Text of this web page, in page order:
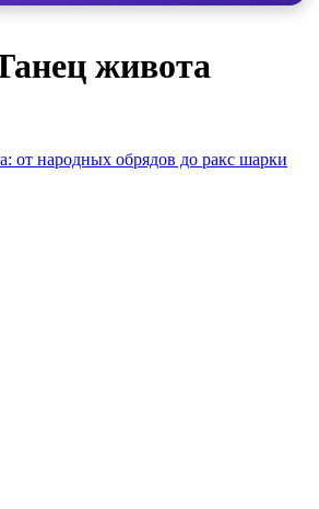
живота
от народных обрядов до ракс шарки